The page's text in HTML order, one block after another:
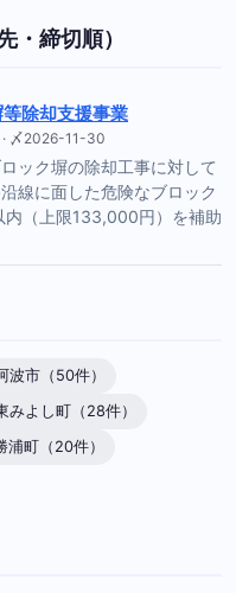
・締切順）
除却支援事業
〆2026-11-30
ック塀の除却工事に対して
線に面した危険なブロック
（上限133,000円）を補助
波市（50件）
みよし町（28件）
浦町（20件）